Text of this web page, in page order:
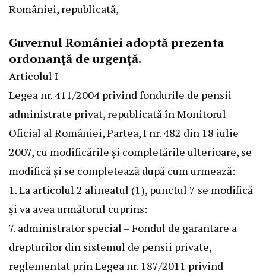
României, republicată,
Guvernul României adoptă prezenta
ordonanță de urgență.
Articolul I
Legea nr. 411/2004 privind fondurile de pensii
administrate privat, republicată în Monitorul
Oficial al României, Partea, I nr. 482 din 18 iulie
2007, cu modificările și completările ulterioare, se
modifică și se completează după cum urmează:
1. La articolul 2 alineatul (1), punctul 7 se modifică
și va avea următorul cuprins:
7. administrator special – Fondul de garantare a
drepturilor din sistemul de pensii private,
reglementat prin Legea nr. 187/2011 privind